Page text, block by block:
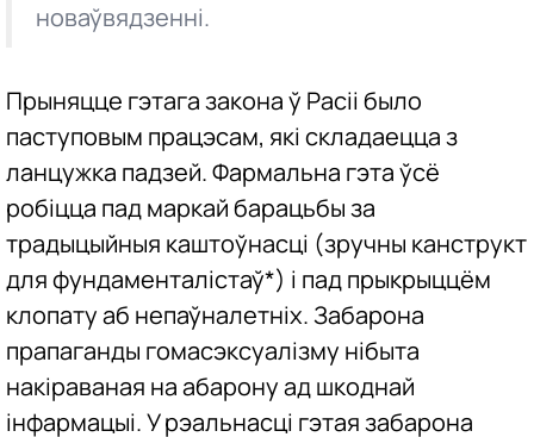
новаўвядзенні.
Прыняцце гэтага закона ў Расіі было
паступовым працэсам, які складаецца з
ланцужка падзей. Фармальна гэта ўсё
робіцца пад маркай барацьбы за
традыцыйныя каштоўнасці (зручны канструкт
для фундаменталістаў*) і пад прыкрыццём
клопату аб непаўналетніх. Забарона
прапаганды гомасэксуалізму нібыта
накіраваная на абарону ад шкоднай
інфармацыі. У рэальнасці гэтая забарона